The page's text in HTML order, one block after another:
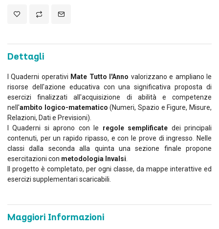
Dettagli
I Quaderni operativi Mate Tutto l'Anno valorizzano e ampliano le
risorse dell'azione educativa con una significativa proposta di
esercizi finalizzati all'acquisizione di abilità e competenze
nell'ambito logico-matematico (Numeri, Spazio e Figure, Misure,
Relazioni, Dati e Previsioni).
I Quaderni si aprono con le regole semplificate dei principali
contenuti, per un rapido ripasso, e con le prove di ingresso. Nelle
classi dalla seconda alla quinta una sezione finale propone
esercitazioni con metodologia Invalsi
Il progetto è completato, per ogni classe, da mappe interattive ed
esercizi supplementari scaricabili.
Maggiori Informazioni